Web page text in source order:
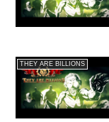
THEY ARE BILLIONS